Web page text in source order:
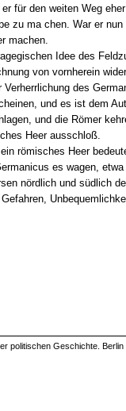
für den weiten Weg
zu ma chen. War er
machen.
Idee des
von vornherein
des
und es ist dem
und die Römer
Heer ausschloß.
römisches Heer
es wagen,
nördlich und südlich
Geschichte. Berlin